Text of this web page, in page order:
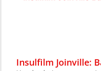
Insulfilm Joinville: